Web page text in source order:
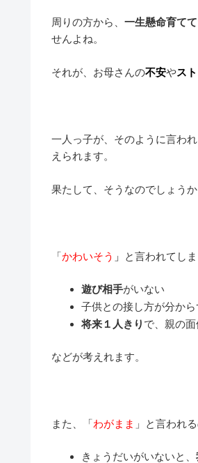
周りの方から、 一生懸命育て
せんよね。
それが、お母さんの不安やス
一人っ子が、そのように言わ
えられます。
果たして、そうなのでしょうか
「かわいそう 」 と言われてしま
遊び相手がいない
子供との接し方が分から
将来１人きり で、親の
などが考えれます。
また、「わがまま 」と言われる
きょうだいがいないと、